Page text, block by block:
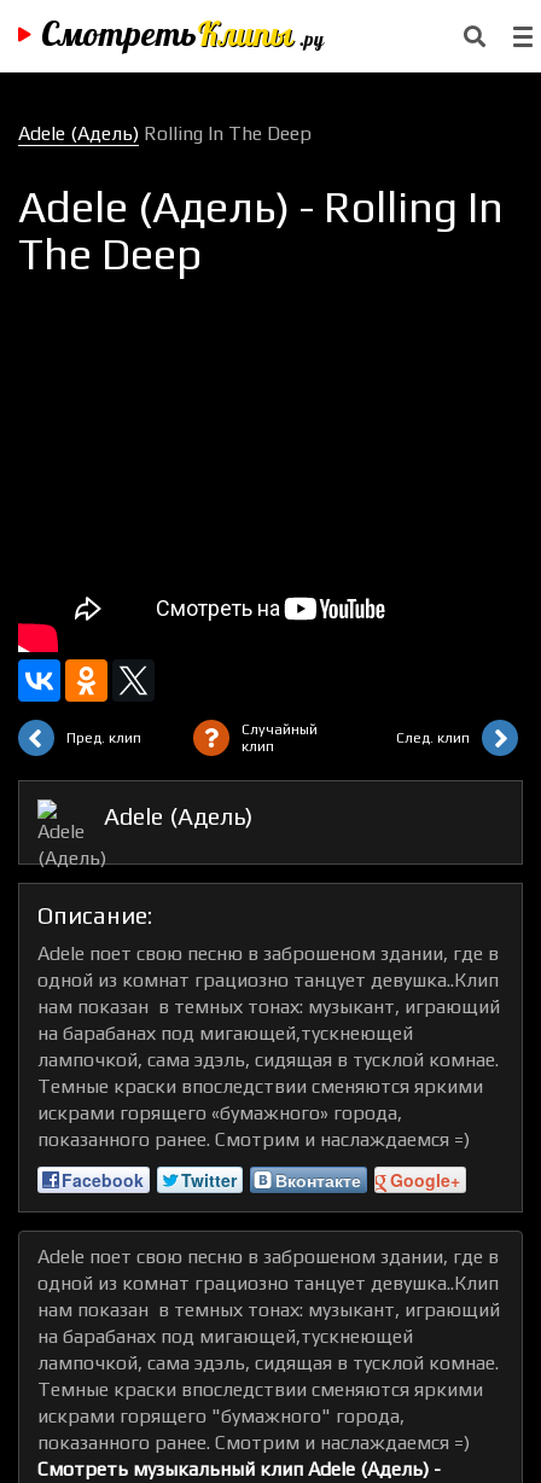
СмотретьКлипы .ру
Adele (Адель) Rolling In The Deep
Adele (Адель) - Rolling In
The Deep
Пред. клип
Случайный
клип
След. клип
Adele (Адель)
Описание:
Adele поет свою песню в заброшеном здании, где в
одной из комнат грациозно танцует девушка..Клип
нам показан в темных тонах: музыкант, играющий
на барабанах под мигающей,тускнеющей
лампочкой, сама эдэль, сидящая в тусклой комнае.
Темные краски впоследствии сменяются яркими
искрами горящего «бумажного» города,
показанного ранее. Смотрим и наслаждаемся =)
Facebook Twitter Вконтакте Google+
Adele поет свою песню в заброшеном здании, где в
одной из комнат грациозно танцует девушка..Клип
нам показан в темных тонах: музыкант, играющий
на барабанах под мигающей,тускнеющей
лампочкой, сама эдэль, сидящая в тусклой комнае.
Темные краски впоследствии сменяются яркими
искрами горящего "бумажного" города,
показанного ранее. Смотрим и наслаждаемся =)
Смотреть музыкальный клип Adele (Адель) -